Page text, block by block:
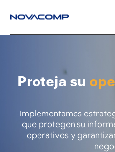
Proteja su
Implementamos
que protegen su
operativos y